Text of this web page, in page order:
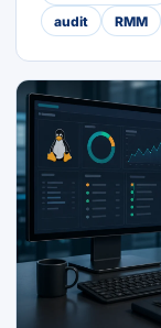
audit
RMM